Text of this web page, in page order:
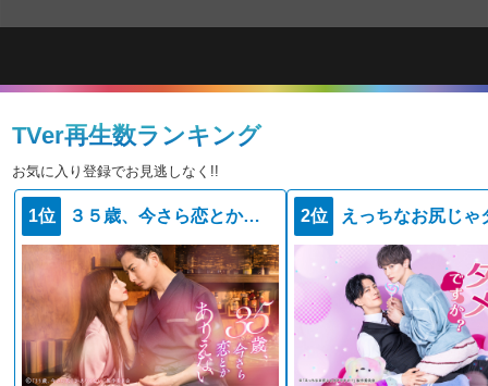
TVer再生数ランキング
お気に入り登録でお見逃しなく!!
1位 ３５歳、今さら恋とかありえない 2位